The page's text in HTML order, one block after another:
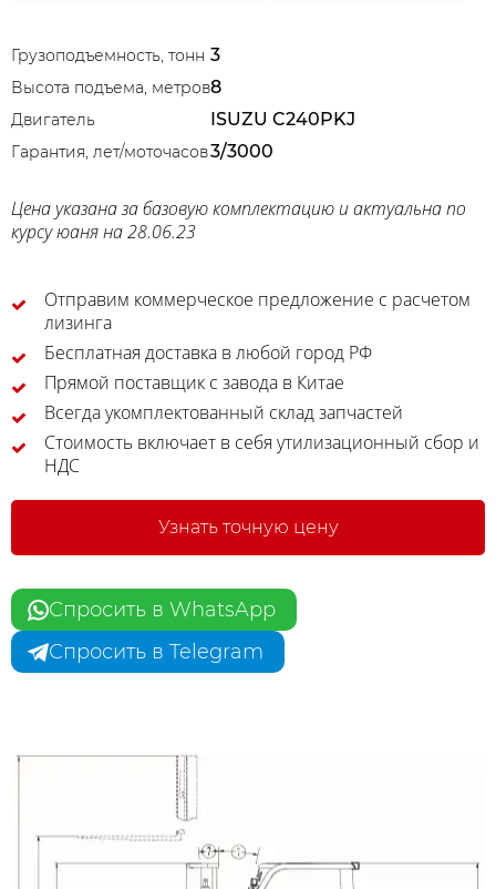
Грузоподъемность, тонн 3
Высота подъема, метров8
Двигатель ISUZU C240PKJ
Гарантия, лет/моточасов3/3000
Цена указана за базовую комплектацию и актуальна по
курсу юаня на 28.06.23
Отправим коммерческое предложение с расчетом
лизинга
Бесплатная доставка в любой город РФ
Прямой поставщик с завода в Китае
Всегда укомплектованный склад запчастей
Стоимость включает в себя утилизационный сбор и
НДС
Узнать точную цену
Спросить в WhatsApp
Спросить в Telegram